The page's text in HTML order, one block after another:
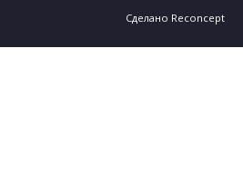
Сделано Reconcept